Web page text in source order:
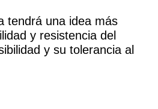
tendrá una idea más
y resistencia del
y su tolerancia al